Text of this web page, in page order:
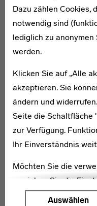
Dazu zählen Cookies,
notwendig sind
lediglich zu
werden.
Klicken Sie auf „Alle
akzeptieren. Sie
ändern und
Seite die Schaltfläche
zur Verfügung.
Ihr Einverständnis
Möchten Sie die
erreichen Sie die
"Auswählen".
Auswählen
Frank Trudel
1911–1987
Werner Issel
1884–1974